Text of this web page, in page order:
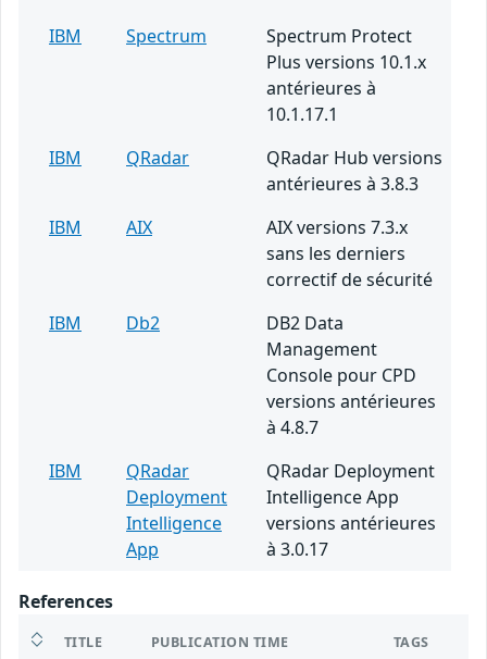
IBM
Spectrum
Spectrum Protect
Plus versions 10.1.x
antérieures à
10.1.17.1
IBM
QRadar
QRadar Hub versions
antérieures à 3.8.3
IBM
AIX
AIX versions 7.3.x
sans les derniers
correctif de sécurité
IBM
Db2
DB2 Data
Management
Console pour CPD
versions antérieures
à 4.8.7
IBM
QRadar
Deployment
Intelligence
App
QRadar Deployment
Intelligence App
versions antérieures
à 3.0.17
References
TITLE PUBLICATION TIME TAGS